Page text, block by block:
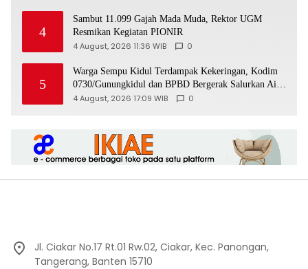
4
Sambut 11.099 Gajah Mada Muda, Rektor UGM
Resmikan Kegiatan PIONIR
4 August, 2026 11:36 WIB 0
5
Warga Sempu Kidul Terdampak Kekeringan, Kodim
0730/Gunungkidul dan BPBD Bergerak Salurkan Air
Bersih
4 August, 2026 17:09 WIB 0
Jl. Ciakar No.17 Rt.01 Rw.02, Ciakar, Kec. Panongan,
Tangerang, Banten 15710